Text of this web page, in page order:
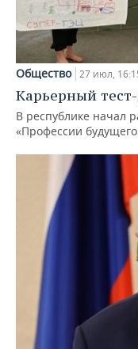
Общество 27 июл,
Карьерный
В республике начал
«Профессии